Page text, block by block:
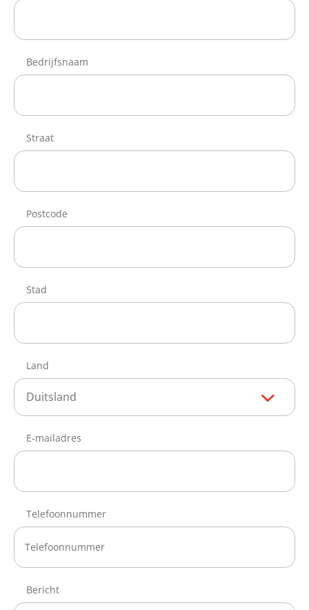
Bedrijfsnaam
Straat
Postcode
Stad
Land
Duitsland
E-mailadres
Telefoonnummer
Bericht